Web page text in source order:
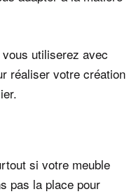
vous utiliserez avec
réaliser votre création
si votre meuble
pas la place pour